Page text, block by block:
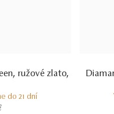
ružové zlato,
do 21 dní